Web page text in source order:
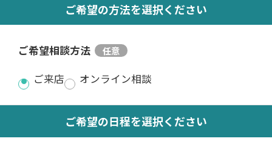
ご希望の方法を選択ください
ご希望相談方法
ご来店
オンライン相談
ご希望の日程を選択ください